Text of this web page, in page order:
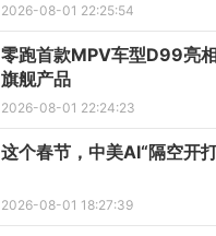
2026-08-01 22:25:54
零跑首款MPV车型D99亮
旗舰产品
2026-08-01 22:24:23
这个春节，中美AI“隔空开
2026-08-01 18:27:39